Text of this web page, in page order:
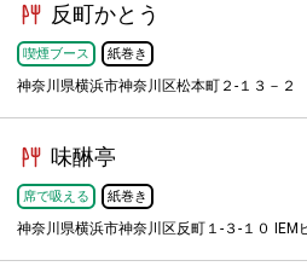
反町かとう
喫煙ブース 紙巻き
神奈川県横浜市神奈川区松本町２-１３－２
味醂亭
席で吸える 紙巻き
神奈川県横浜市神奈川区反町１-３-１０ IEM